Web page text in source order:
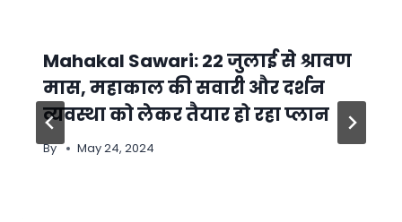
Mahakal Sawari: 22 जुलाई से श्रावण
मास, महाकाल की सवारी और दर्शन
व्यवस्था को लेकर तैयार हो रहा प्लान
By May 24, 2024